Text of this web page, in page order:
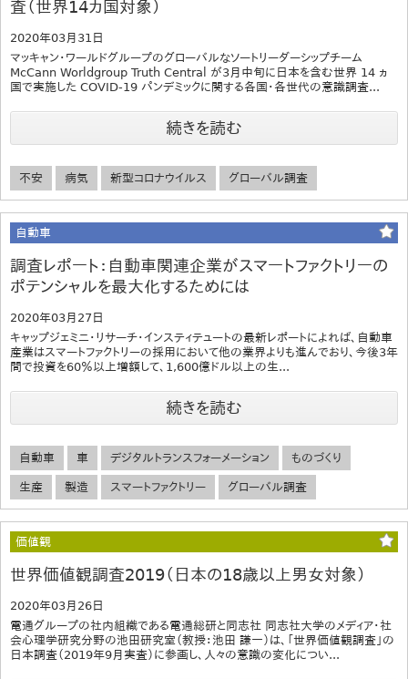
査（世界14カ国対象）
2020年03月31日
マッキャン・ワールドグループのグローバルなソートリーダーシップチーム
McCann Worldgroup Truth Central が3月中旬に日本を含む世界 14 ヵ
国で実施した COVID-19 パンデミックに関する各国・各世代の意識調査...
続きを読む
不安 病気 新型コロナウイルス グローバル調査
自動車
調査レポート：自動車関連企業がスマートファクトリーの
ポテンシャルを最大化するためには
2020年03月27日
キャップジェミニ・リサーチ・インスティテュートの最新レポートによれば、自動車
産業はスマートファクトリーの採用において他の業界よりも進んでおり、今後3年
間で投資を60％以上増額して、1,600億ドル以上の生...
続きを読む
自動車 車 デジタルトランスフォーメーション ものづくり
生産 製造 スマートファクトリー グローバル調査
価値観
世界価値観調査2019（日本の18歳以上男女対象）
2020年03月26日
電通グループの社内組織である電通総研と同志社 同志社大学のメディア・社
会心理学研究分野の池田研究室（教授：池田 謙一）は、「世界価値観調査」の
日本調査（2019年9月実査）に参画し、人々の意識の変化につい...